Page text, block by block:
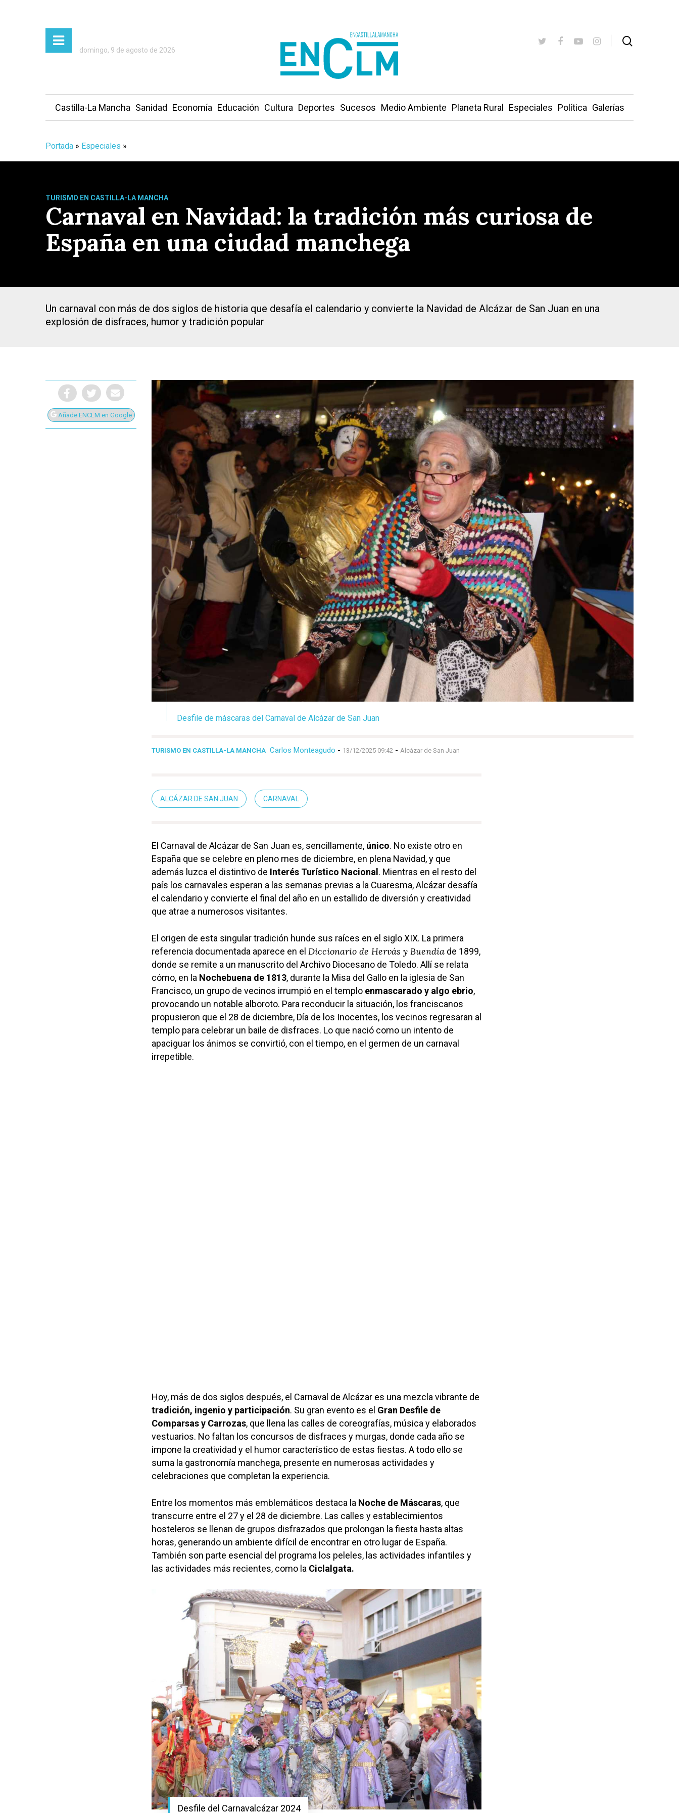
Presiona Intro para buscar o ESC para cerrar
domingo, 9 de agosto de 2026
Castilla-La Mancha Sanidad Economía Educación Cultura Deportes Sucesos Medio Ambiente Planeta Rural Especiales Política Galerías
Portada » Especiales »
TURISMO EN CASTILLA-LA MANCHA
Carnaval en Navidad: la tradición más curiosa de
España en una ciudad manchega
Un carnaval con más de dos siglos de historia que desafía el calendario y convierte la Navidad de Alcázar de San Juan en una
explosión de disfraces, humor y tradición popular
Añade ENCLM en Google
Desfile de máscaras del Carnaval de Alcázar de San Juan
TURISMO EN CASTILLA-LA MANCHA Carlos Monteagudo - 13/12/2025 09:42 - Alcázar de San Juan
ALCÁZAR DE SAN JUAN CARNAVAL
El Carnaval de Alcázar de San Juan es, sencillamente, único. No existe otro en
España que se celebre en pleno mes de diciembre, en plena Navidad, y que
además luzca el distintivo de Interés Turístico Nacional . Mientras en el resto del
país los carnavales esperan a las semanas previas a la Cuaresma, Alcázar desafía
el calendario y convierte el final del año en un estallido de diversión y creatividad
que atrae a numerosos visitantes.
El origen de esta singular tradición hunde sus raíces en el siglo XIX. La primera
referencia documentada aparece en el Diccionario de Hervás y Buendía de 1899,
donde se remite a un manuscrito del Archivo Diocesano de Toledo. Allí se relata
cómo, en la Nochebuena de 1813, durante la Misa del Gallo en la iglesia de San
Francisco, un grupo de vecinos irrumpió en el templo enmascarado y algo ebrio,
provocando un notable alboroto. Para reconducir la situación, los franciscanos
propusieron que el 28 de diciembre, Día de los Inocentes, los vecinos regresaran al
templo para celebrar un baile de disfraces. Lo que nació como un intento de
apaciguar los ánimos se convirtió, con el tiempo, en el germen de un carnaval
irrepetible.
Hoy, más de dos siglos después, el Carnaval de Alcázar es una mezcla vibrante de
tradición, ingenio y participación. Su gran evento es el Gran Desfile de
Comparsas y Carrozas, que llena las calles de coreografías, música y elaborados
vestuarios. No faltan los concursos de disfraces y murgas, donde cada año se
impone la creatividad y el humor característico de estas fiestas. A todo ello se
suma la gastronomía manchega, presente en numerosas actividades y
celebraciones que completan la experiencia.
Entre los momentos más emblemáticos destaca la Noche de Máscaras, que
transcurre entre el 27 y el 28 de diciembre. Las calles y establecimientos
hosteleros se llenan de grupos disfrazados que prolongan la fiesta hasta altas
horas, generando un ambiente difícil de encontrar en otro lugar de España.
También son parte esencial del programa los peleles, las actividades infantiles y
las actividades más recientes, como la Ciclalgata.
Desfile del Carnavalcázar 2024